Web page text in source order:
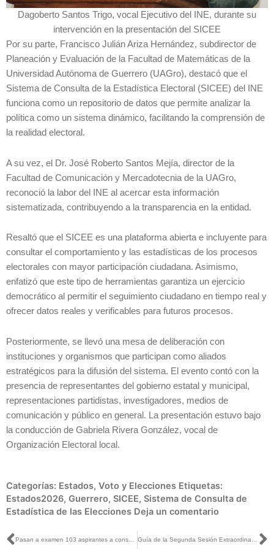
Dagoberto Santos Trigo, vocal Ejecutivo del INE, durante su
intervención en la presentación del SICEE
Por su parte, Francisco Julián Ariza Hernández, subdirector de
Planeación y Evaluación de la Facultad de Matemáticas de la
Universidad Autónoma de Guerrero (UAGro), destacó que el
Sistema de Consulta de la Estadística Electoral (SICEE) del INE
funciona como un repositorio de datos que permite analizar la
política como un sistema dinámico, facilitando la comprensión de
la realidad electoral.
A su vez, el Dr. José Roberto Santos Mejía, director de la
Facultad de Comunicación y Mercadotecnia de la UAGro,
reconoció la labor del INE al acercar esta información
sistematizada, contribuyendo a la transparencia en la entidad.
Resaltó que el SICEE es una plataforma abierta e incluyente para
consultar el comportamiento y las estadísticas de los procesos
electorales con mayor participación ciudadana. Asimismo,
enfatizó que este tipo de herramientas garantiza un ejercicio
democrático al permitir el seguimiento ciudadano en tiempo real y
ofrecer datos reales y verificables para futuros procesos.
Posteriormente, se llevó una mesa de deliberación con
instituciones y organismos que participan como aliados
estratégicos para la difusión del sistema. El evento contó con la
presencia de representantes del gobierno estatal y municipal,
representaciones partidistas, investigadores, medios de
comunicación y público en general. La presentación estuvo bajo
la conducción de Gabriela Rivera González, vocal de
Organización Electoral local.
Categorías: Estados, Voto y Elecciones Etiquetas:
Estados2026, Guerrero, SICEE, Sistema de Consulta de
Estadística de las Elecciones Deja un comentario
Ant Pasan a examen 103 aspirantes a consejería del ITE; 19 más no cumplieron con algún requisito: INE Tlaxcala Guía de la Segunda Sesión Extraordinaria del Consejo General del INE, 27 de abril de 2026